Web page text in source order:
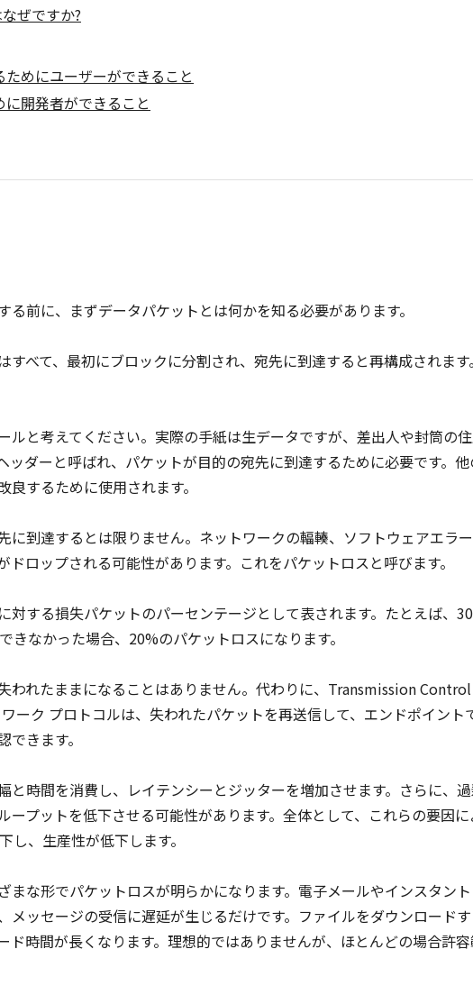
ぜですか?
めにユーザーができること
開発者ができること
前に、まずデータパケットとは何かを知る必要があります。
べて、最初にブロックに分割され、宛先に到達すると再構成されます。
ルと考えてください。実際の手紙は生データですが、差出人や封筒の
ッダーと呼ばれ、パケットが目的の宛先に到達するために必要です。他
するために使用されます。
に到達するとは限りません。ネットワークの輻輳、ソフトウェアエラー
ロップされる可能性があります。これをパケットロスと呼びます。
対する損失パケットのパーセンテージとして表されます。たとえば、
きなかった場合、20%のパケットロスになります。
われたままになることはありません。代わりに、Transmission Control
ーク プロトコルは、失われたパケットを再送信して、エンドポイント
きます。
と時間を消費し、レイテンシーとジッターを増加させます。さらに、
ープットを低下させる可能性があります。全体として、これらの要因に
し、生産性が低下します。
まな形でパケットロスが明らかになります。電子メールやインスタン
メッセージの受信に遅延が生じるだけです。ファイルをダウンロード
ド時間が長くなります。理想的ではありませんが、ほとんどの場合許